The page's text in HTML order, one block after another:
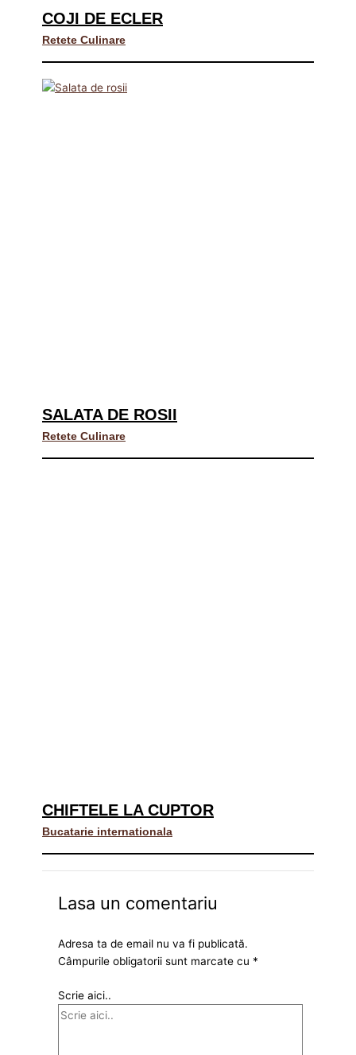
COJI DE ECLER
Retete Culinare
SALATA DE ROSII
Retete Culinare
CHIFTELE LA CUPTOR
Bucatarie internationala
Lasa un comentariu
Adresa ta de email nu va fi publicată.
Câmpurile obligatorii sunt marcate cu *
Scrie aici..